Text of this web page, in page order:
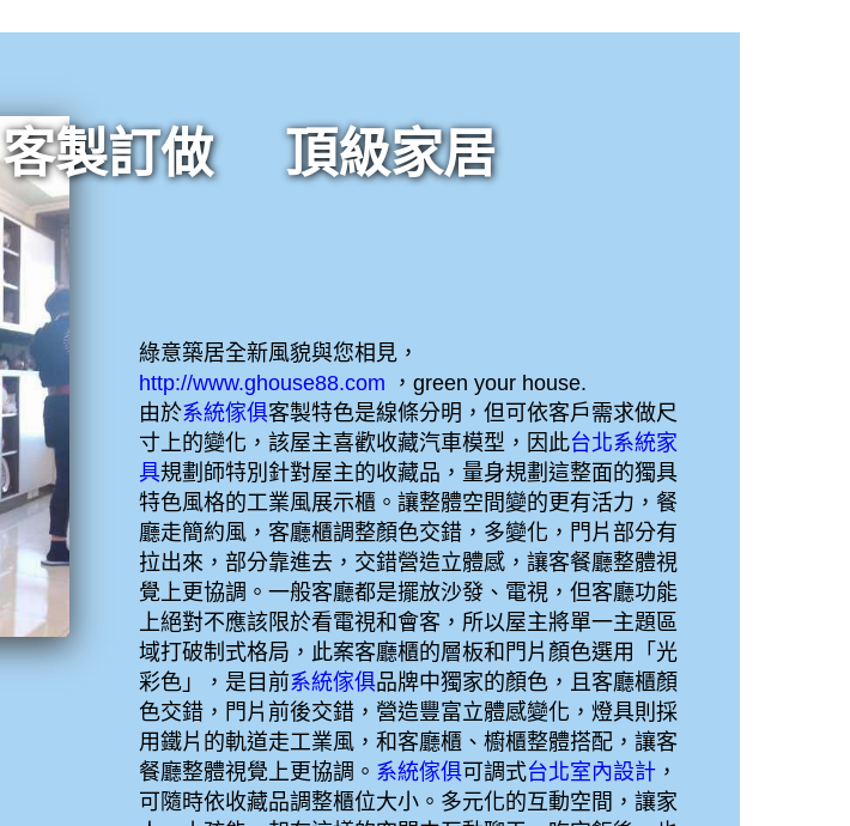
客製訂做 頂級家居
綠意築居全新風貌與您相見，
http://www.ghouse88.com
，green your house.
由於系統傢俱客製特色是線條分明，但可依客戶需求做尺
寸上的變化，該屋主喜歡收藏汽車模型，因此台北系統家
具規劃師特別針對屋主的收藏品，量身規劃這整面的獨具
特色風格的工業風展示櫃。讓整體空間變的更有活力，餐
廳走簡約風，客廳櫃調整顏色交錯，多變化，門片部分有
拉出來，部分靠進去，交錯營造立體感，讓客餐廳整體視
覺上更協調。一般客廳都是擺放沙發、電視，但客廳功能
上絕對不應該限於看電視和會客，所以屋主將單一主題區
域打破制式格局，此案客廳櫃的層板和門片顏色選用「光
彩色」，是目前系統傢俱品牌中獨家的顏色，且客廳櫃顏
色交錯，門片前後交錯，營造豐富立體感變化，燈具則採
用鐵片的軌道走工業風，和客廳櫃、櫥櫃整體搭配，讓客
餐廳整體視覺上更協調。 系統傢俱可調式台北室內設計 ，
可隨時依收藏品調整櫃位大小。多元化的互動空間，讓家